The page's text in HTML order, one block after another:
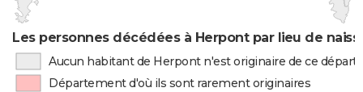
Les personnes décédées à Herpont par lieu de
Aucun habitant de Herpont n'est originaire de ce
Département d'où ils sont rarement originaires